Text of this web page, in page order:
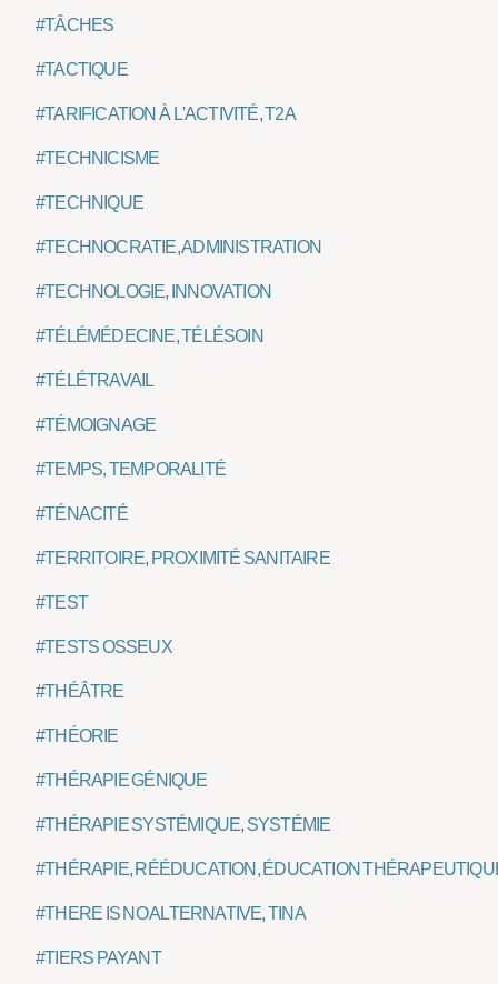
#TÂCHES
#TACTIQUE
#TARIFICATION À L'ACTIVITÉ, T2A
#TECHNICISME
#TECHNIQUE
#TECHNOCRATIE, ADMINISTRATION
#TECHNOLOGIE, INNOVATION
#TÉLÉMÉDECINE, TÉLÉSOIN
#TÉLÉTRAVAIL
#TÉMOIGNAGE
#TEMPS, TEMPORALITÉ
#TÉNACITÉ
#TERRITOIRE, PROXIMITÉ SANITAIRE
#TEST
#TESTS OSSEUX
#THÉÂTRE
#THÉORIE
#THÉRAPIE GÉNIQUE
#THÉRAPIE SYSTÉMIQUE, SYSTÉMIE
#THÉRAPIE, RÉÉDUCATION, ÉDUCATION
#THERE IS NO ALTERNATIVE, TINA
#TIERS PAYANT